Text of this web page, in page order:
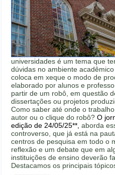
universidades é um tema que
dúvidas no ambiente
coloca em xeque o modo de
elaborado por alunos e
partir de um robô, em questão
dissertações ou projetos
Como saber até onde o
autor ou o clique do robô?O
edição de 24/05/25**, aborda
controverso, que já está na
centros de pesquisa em todo o
reflexão e um debate que em
instituições de ensino deverão
Destacamos os principais